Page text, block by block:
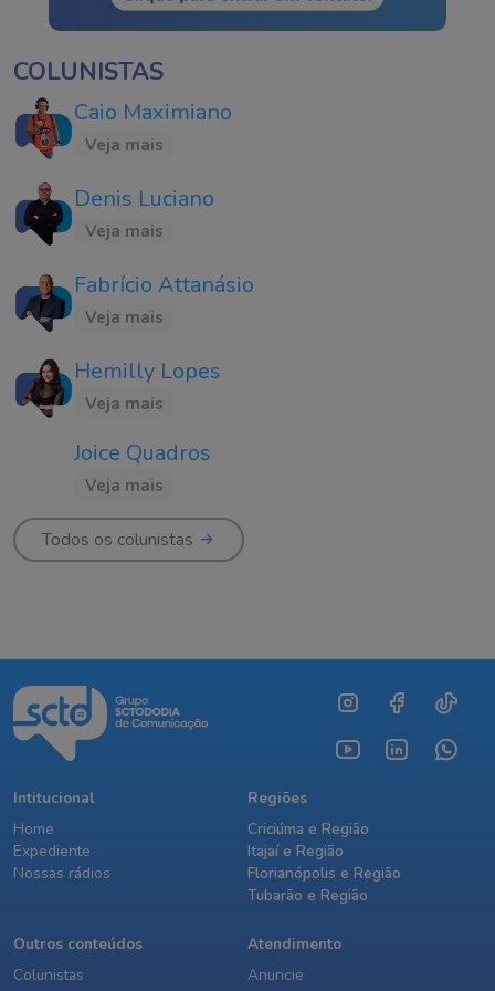
COLUNISTAS
Caio Maximiano
Veja mais
Denis Luciano
Veja mais
Fabrício Attanásio
Veja mais
Hemilly Lopes
Veja mais
Joice Quadros
Veja mais
Todos os colunistas
Intitucional
Home
Expediente
Nossas rádios
Regiões
Criciúma e Região
Itajaí e Região
Florianópolis e Região
Tubarão e Região
Outros conteúdos
Colunistas
Atendimento
Anuncie